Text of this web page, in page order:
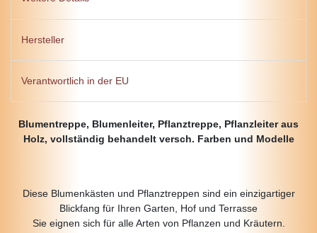
Hersteller
Verantwortlich in der EU
Blumentreppe, Blumenleiter, Pflanztreppe, Pflanzleiter aus
Holz, vollständig behandelt versch. Farben und Modelle
Diese Blumenkästen und Pflanztreppen sind ein einzigartiger
Blickfang für Ihren Garten, Hof und Terrasse
Sie eignen sich für alle Arten von Pflanzen und Kräutern.